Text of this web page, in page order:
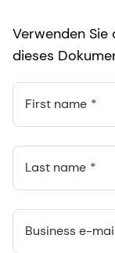
Verwenden
dieses
First name
Last name
Business e-